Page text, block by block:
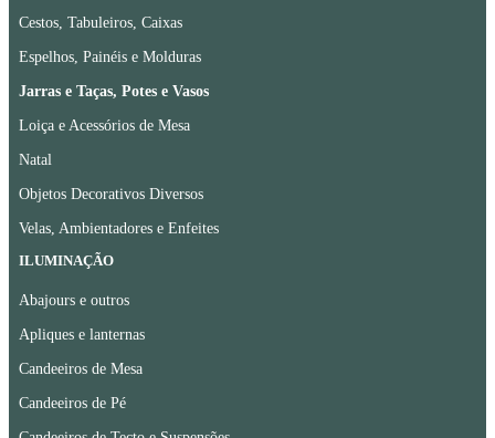
Cestos, Tabuleiros, Caixas
Espelhos, Painéis e Molduras
Jarras e Taças, Potes e Vasos
Loiça e Acessórios de Mesa
Natal
Objetos Decorativos Diversos
Velas, Ambientadores e Enfeites
ILUMINAÇÃO
Abajours e outros
Apliques e lanternas
Candeeiros de Mesa
Candeeiros de Pé